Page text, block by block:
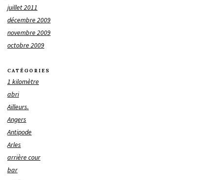
juillet 2011
décembre 2009
novembre 2009
octobre 2009
CATÉGORIES
1 kilomètre
abri
Ailleurs.
Angers
Antipode
Arles
arrière cour
bar